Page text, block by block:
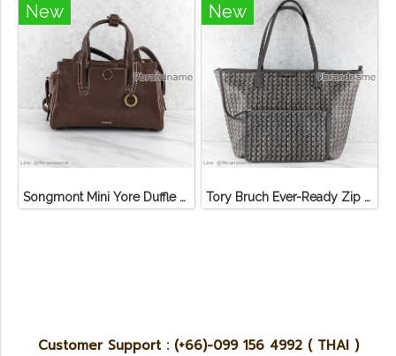
New
Songmont Mini Yore Duffle Bag Sandal
New
Tory Bruch Ever-Ready Zip Tote Winter Zinc Canvas
Customer Support : (+66)-099 156 4992 ( THAI )